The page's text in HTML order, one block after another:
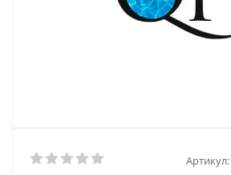
Артикул: